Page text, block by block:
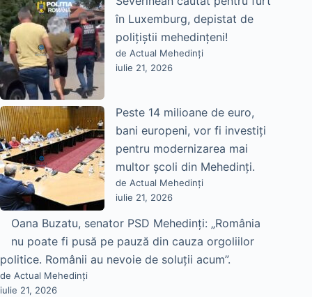
în Luxemburg, depistat de
polițiștii mehedințeni!
de Actual Mehedinți
iulie 21, 2026
Peste 14 milioane de euro,
bani europeni, vor fi investiți
pentru modernizarea mai
multor școli din Mehedinți.
de Actual Mehedinți
iulie 21, 2026
Oana Buzatu, senator PSD Mehedinți: „România
nu poate fi pusă pe pauză din cauza orgoliilor
politice. Românii au nevoie de soluții acum”.
de Actual Mehedinți
iulie 21, 2026